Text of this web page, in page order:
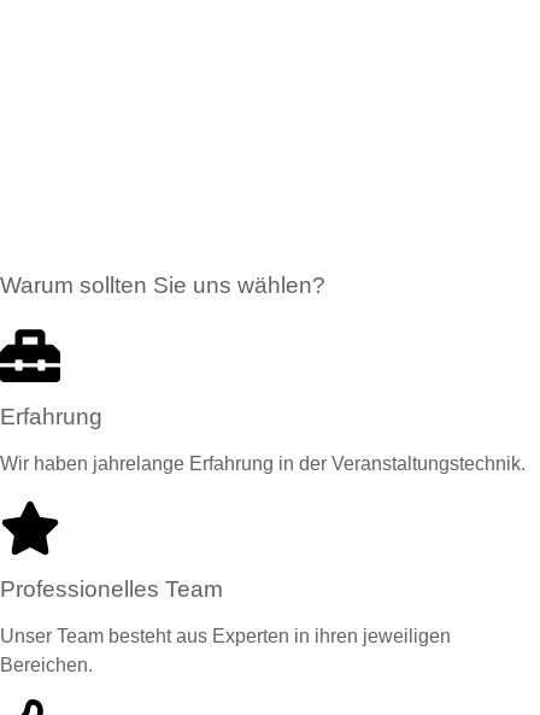
Warum sollten Sie uns wählen?
Erfahrung
Wir haben jahrelange Erfahrung in der Veranstaltungstechnik.
Professionelles Team
Unser Team besteht aus Experten in ihren jeweiligen
Bereichen.